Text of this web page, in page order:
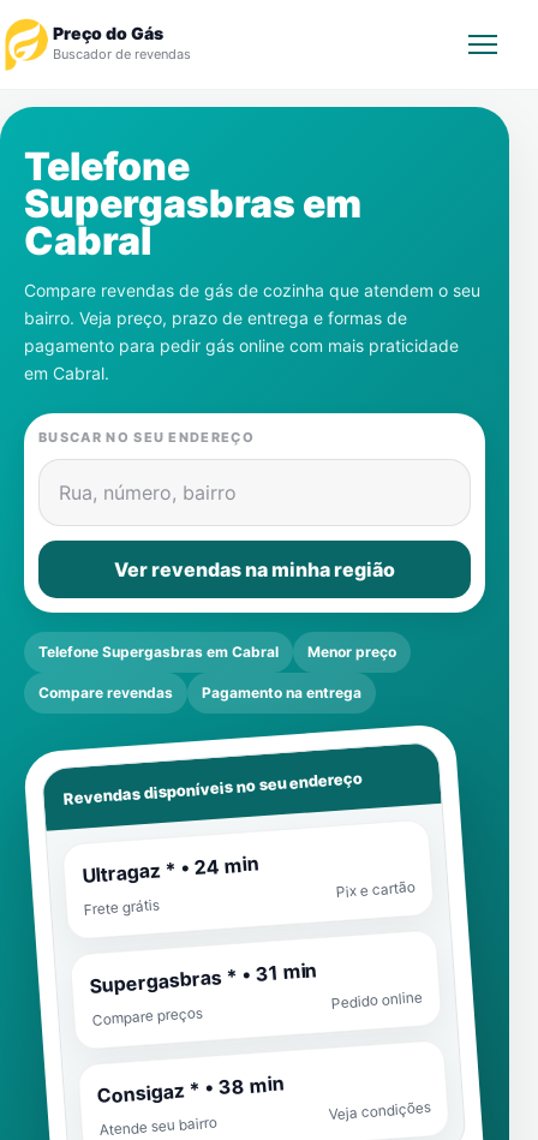
Preço do Gás
Buscador de revendas
Revendedor
Notícias
Cadastre-se
Gás
Contatos
Telefone
Supergasbras em
Cabral
Compare revendas de gás de cozinha que atendem o seu
bairro. Veja preço, prazo de entrega e formas de
pagamento para pedir gás online com mais praticidade
em Cabral.
BUSCAR NO SEU ENDEREÇO
Rua, número, bairro
Ver revendas na minha região
Telefone Supergasbras em Cabral Menor preço
Compare revendas Pagamento na entrega
Revendas disponíveis no seu endereço
Ultragaz * • 24 min
Frete grátis
Pix e cartão
Supergasbras * • 31 min
Compare preços
Pedido online
Consigaz * • 38 min
Atende seu bairro
Veja condições